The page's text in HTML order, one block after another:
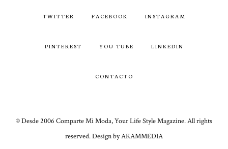
TWITTER FACEBOOK INSTAGRAM
PINTEREST YOU TUBE LINKEDIN
CONTACTO
© Desde 2006 Comparte Mi Moda, Your Life Style Magazine. All rights
reserved. Design by AKAMMEDIA